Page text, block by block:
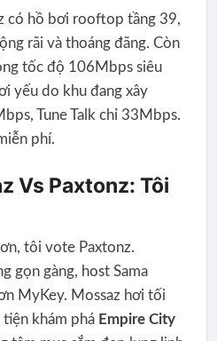
có hồ bơi rooftop tầng 39,
rãi và thoáng đãng. Còn
tốc độ 106Mbps siêu
yếu do khu đang xây
Tune Talk chỉ 33Mbps.
phí.
Vs Paxtonz: Tôi
tôi vote Paxtonz.
gọn gàng, host Sama
MyKey. Mossaz hơi tối
tiện khám phá Empire City